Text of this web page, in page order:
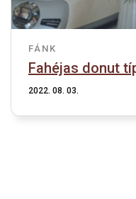
FÁNK
Fahéjas donut
2022. 08. 03.